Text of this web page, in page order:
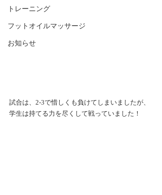
トレーニング
フットオイルマッサージ
お知らせ
試合は、2-3で惜しくも負けてしまいましたが、
学生は持てる力を尽くして戦っていました！